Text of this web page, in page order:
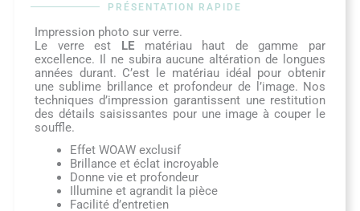
PRÉSENTATION RAPIDE
Impression photo sur verre.
Le verre est LEmatériau haut de gamme par
excellence. Il ne subira aucune altération de longues
années durant. C’est le matériau idéal pour obtenir
une sublime brillance et profondeur de l’image. Nos
techniques d’impression garantissent une restitution
des détails saisissantes pour une image à couper le
souffle.
Effet WOAW exclusif
Brillance et éclat incroyable
Donne vie et profondeur
Illumine et agrandit la pièce
Facilité d’entretien